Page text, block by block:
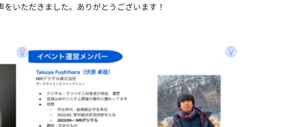
いただきました。ありがとうございます！